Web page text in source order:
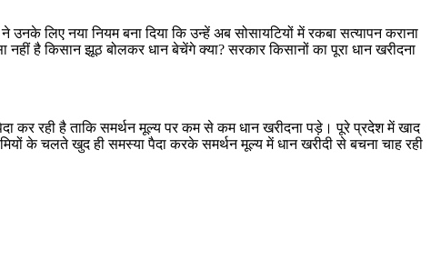
लिए नया नियम बना दिया कि उन्हें अब सोसायटियों में रकबा सत्यापन कराना
नहीं है किसान झूठ बोलकर धान बेचेंगे क्या? सरकार किसानों का पूरा धान खरीदना
कर रही है ताकि समर्थन मूल्य पर कम से कम धान खरीदना पड़े। पूरे प्रदेश में खाद
के चलते खुद ही समस्या पैदा करके समर्थन मूल्य में धान खरीदी से बचना चाह रही